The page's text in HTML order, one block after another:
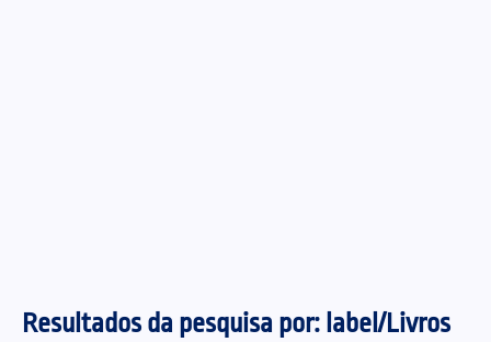
Resultados da pesquisa por: label/Livros